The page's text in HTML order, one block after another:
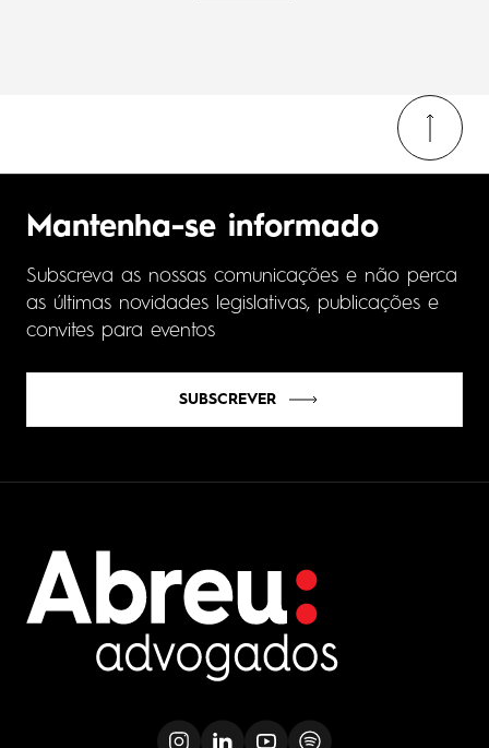
Mantenha-se informado
Subscreva as nossas comunicações e não perca
as últimas novidades legislativas, publicações e
convites para eventos
SUBSCREVER